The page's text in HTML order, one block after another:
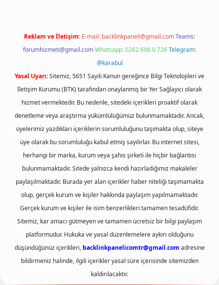
Reklam ve İletişim: E-mail: backlinkpaneli@gmail.comTeams:
forumhizmeti@gmail.comWhatsapp: 0262 606 0 726Telegram:
@karabul
Yasal Uyarı:Sitemiz, 5651 Sayılı Kanun gereğince Bilgi Teknolojileri ve
İletişim Kurumu (BTK) tarafından onaylanmış bir Yer Sağlayıcı olarak
hizmet vermektedir. Bu nedenle, sitedeki içerikleri proaktif olarak
denetleme veya araştırma yükümlülüğümüz bulunmamaktadır. Ancak,
üyelerimiz yazdıkları içeriklerin sorumluluğunu taşımakta olup, siteye
üye olarak bu sorumluluğu kabul etmiş sayılırlar. Bu internet sitesi,
herhangi bir marka, kurum veya şahıs şirketi ile hiçbir bağlantısı
bulunmamaktadır. Sitede yalnızca kendi hazırladığımız makaleler
paylaşılmaktadır. Burada yer alan içerikler haber niteliği taşımamakta
olup, gerçek kurum ve kişiler hakkında paylaşım yapılmamaktadır.
Gerçek kurum ve kişiler ile isim benzerlikleri tamamen tesadüfidir.
Sitemiz, kar amacı gütmeyen ve tamamen ücretsiz bir bilgi paylaşım
platformudur. Hukuka ve yasal düzenlemelere aykırı olduğunu
düşündüğünüz içerikleri, backlinkpanelicomtr@gmail.com adresine
bildirmeniz halinde, ilgili içerikler yasal süre içerisinde sitemizden
kaldırılacaktır.